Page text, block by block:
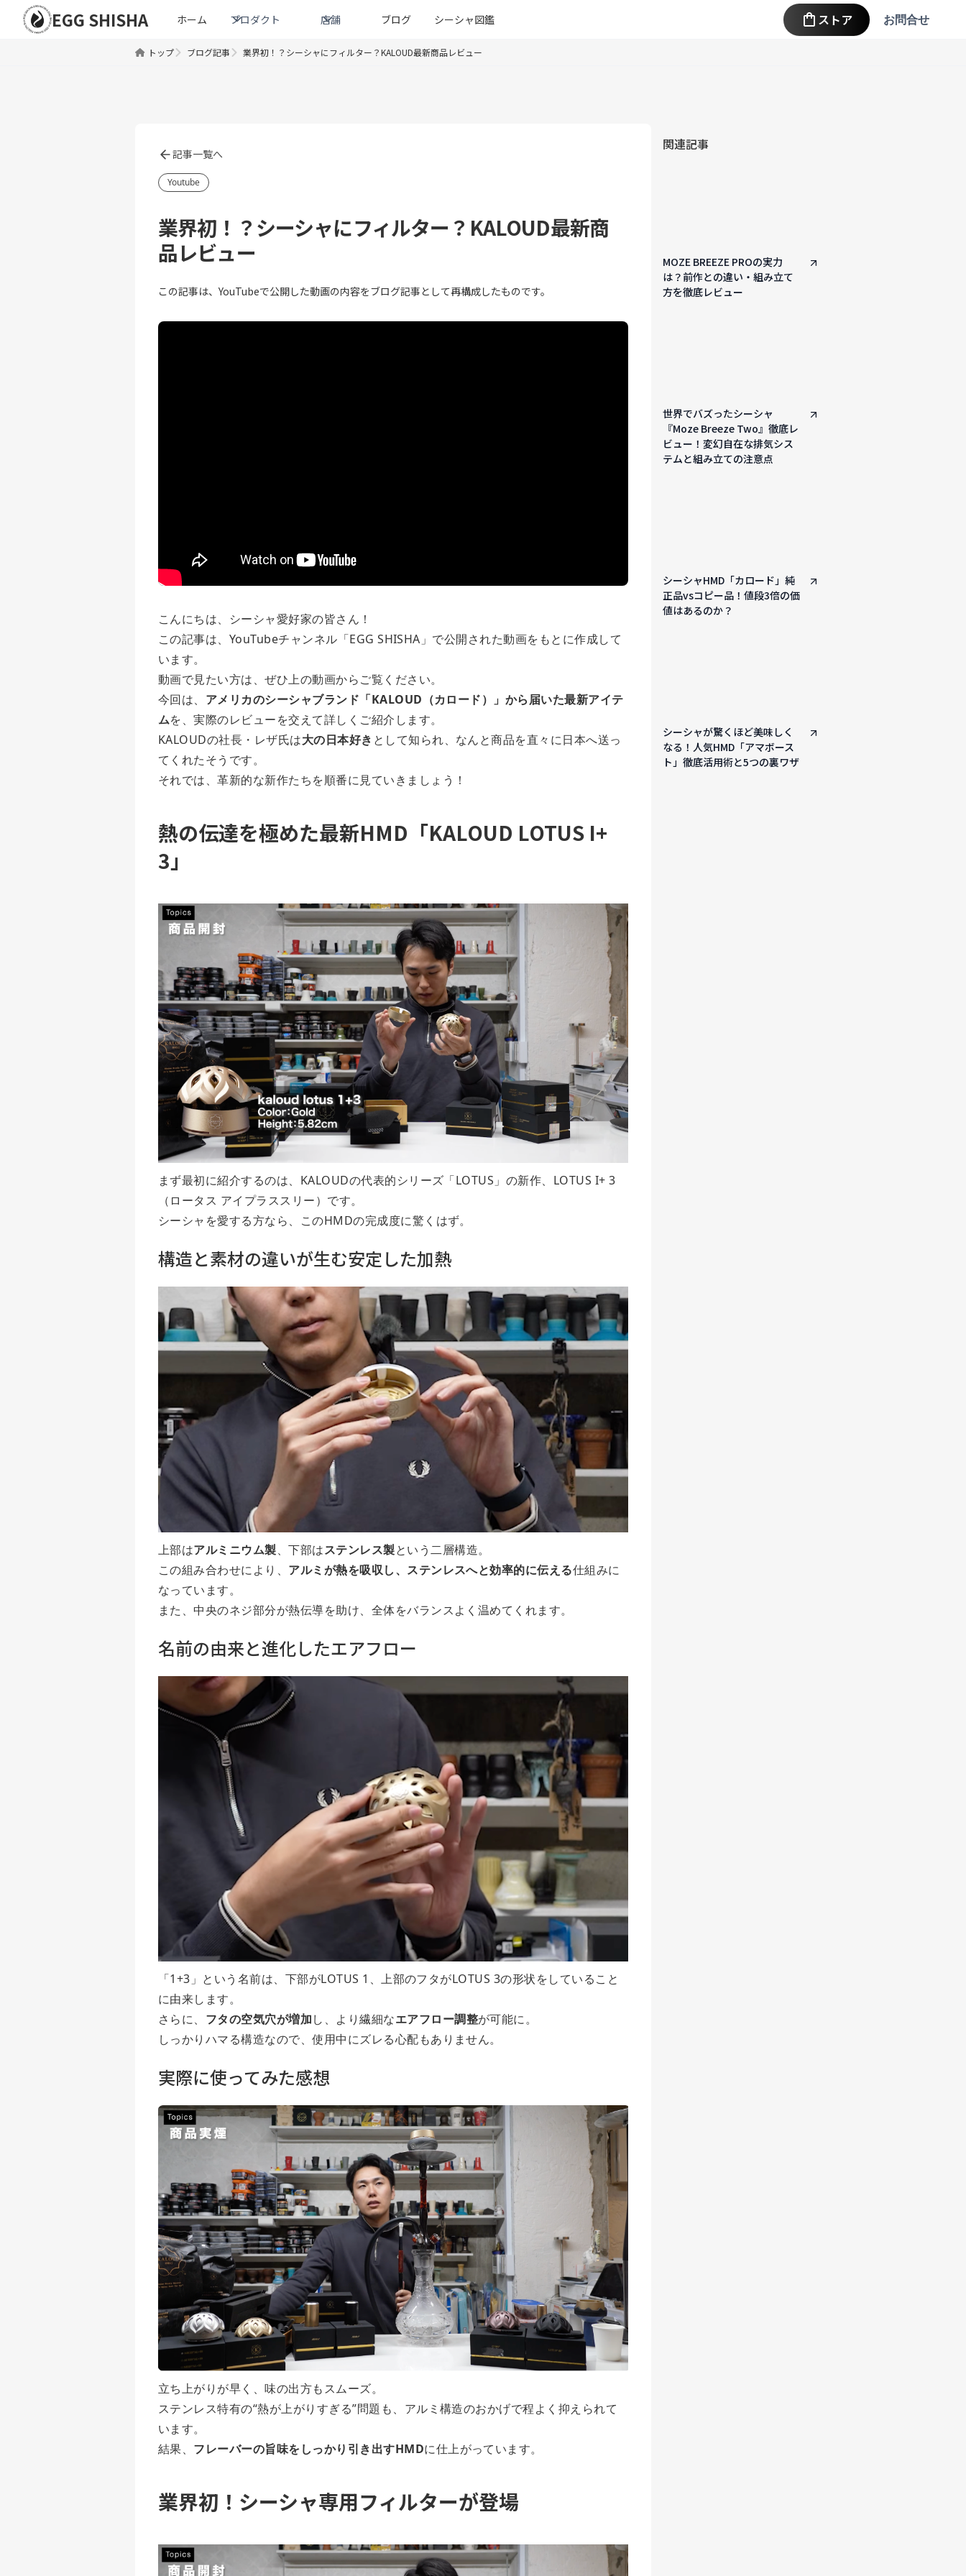
EGG SHISHA ホーム プロダクト 店舗 ブログ シーシャ図鑑 ストア お問合せ
トップ ブログ記事 業界初！？シーシャにフィルター？KALOUD最新商品レビュー
記事一覧へ
Youtube
業界初！？シーシャにフィルター？KALOUD最新商
品レビュー
この記事は、YouTubeで公開した動画の内容をブログ記事として再構成したものです。
こんにちは、シーシャ愛好家の皆さん！
この記事は、YouTubeチャンネル「EGG SHISHA」で公開された動画をもとに作成して
います。
動画で見たい方は、ぜひ上の動画からご覧ください。
今回は、 アメリカのシーシャブランド「KALOUD（カロード）」から届いた最新アイテ
ムを、実際のレビューを交えて詳しくご紹介します。
KALOUDの社長・レザ氏は大の日本好き として知られ、なんと商品を直々に日本へ送っ
てくれたそうです。
それでは、革新的な新作たちを順番に見ていきましょう！
熱の伝達を極めた最新HMD「KALOUD LOTUS I+
3」
まず最初に紹介するのは、KALOUDの代表的シリーズ「LOTUS」の新作、LOTUS I+ 3
（ロータス アイプラススリー）です。
シーシャを愛する方なら、このHMDの完成度に驚くはず。
構造と素材の違いが生む安定した加熱
上部はアルミニウム製、下部はステンレス製という二層構造。
この組み合わせにより、 アルミが熱を吸収し、ステンレスへと効率的に伝える仕組みに
なっています。
また、中央のネジ部分が熱伝導を助け、全体をバランスよく温めてくれます。
名前の由来と進化したエアフロー
「1+3」という名前は、下部がLOTUS 1、上部のフタがLOTUS 3の形状をしていること
に由来します。
さらに、 フタの空気穴が増加し、より繊細なエアフロー調整が可能に。
しっかりハマる構造なので、使用中にズレる心配もありません。
実際に使ってみた感想
立ち上がりが早く、味の出方もスムーズ。
ステンレス特有の“熱が上がりすぎる”問題も、アルミ構造のおかげで程よく抑えられて
います。
結果、 フレーバーの旨味をしっかり引き出すHMDに仕上がっています。
業界初！シーシャ専用フィルターが登場
関連記事
MOZE BREEZE PROの実力
は？前作との違い・組み立て
方を徹底レビュー
世界でバズったシーシャ
『Moze Breeze Two』徹底レ
ビュー！変幻自在な排気シス
テムと組み立ての注意点
シーシャHMD「カロード」純
正品vsコピー品！値段3倍の価
値はあるのか？
シーシャが驚くほど美味しく
なる！人気HMD「アマボース
ト」徹底活用術と5つの裏ワザ